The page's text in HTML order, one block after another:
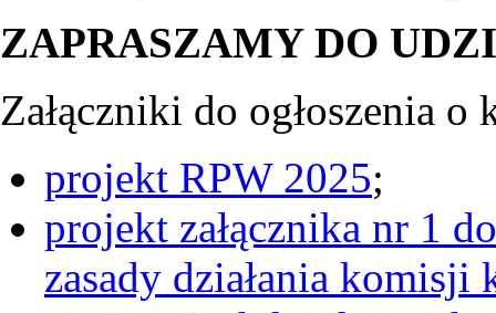
ZAPRASZAMY DO
Załączniki do ogłoszenia o
projekt RPW 2025;
projekt załącznika nr 1
zasady działania